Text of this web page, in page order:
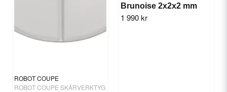
ROBOT COUPE
ROBOT COUPE SKÄRVERKTYG
Brunoise 2x2x2 mm
1 990 kr
Send question